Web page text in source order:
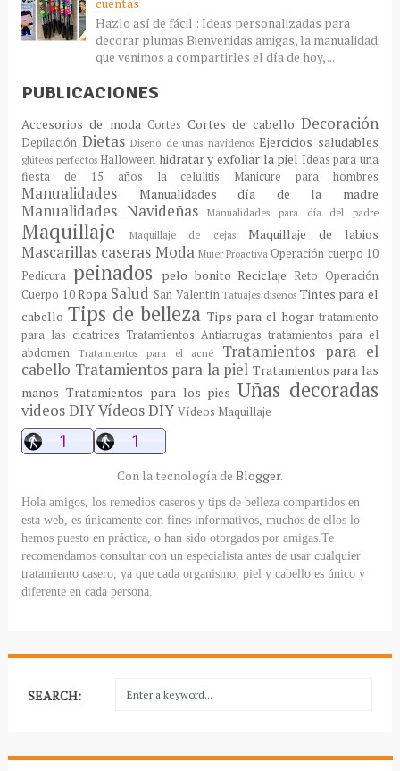
Hazlo así de fácil : Ideas personalizadas para
decorar plumas Bienvenidas amigas, la manualidad
que venimos a compartirles el día de hoy, ...
PUBLICACIONES
Accesorios de moda Cortes Cortes de cabello Decoración
Depilación Dietas Diseño de uñas navideños Ejercicios saludables
glúteos perfectos Halloween hidratar y exfoliar la piel Ideas para una
fiesta de 15 años
la celulitis Manicure para hombres
Manualidades Manualidades día de la madre
Manualidades Navideñas Manualidades para día del padre
Maquillaje Maquillaje de cejas Maquillaje de labios
Mascarillas caseras Moda Mujer Proactiva Operación cuerpo 10
Pedicura peinados pelo bonito Reciclaje Reto Operación
Cuerpo 10 Ropa Salud San Valentín Tatuajes diseños Tintes para el
cabello Tips de belleza Tips para el hogar tratamiento
para las cicatrices Tratamientos Antiarrugas tratamientos para el
abdomen
Tratamientos para el acné
Tratamientos para el
cabello Tratamientos para la piel Tratamientos para las
manos Tratamientos para los pies Uñas decoradas
videos DIYVídeos DIY Vídeos Maquillaje
Con la tecnología de Blogger.
Hola amigos, los remedios caseros y tips de belleza compartidos en
esta web, es únicamente con fines informativos, muchos de ellos lo
hemos puesto en práctica, o han sido otorgados por amigas.Te
recomendamos consultar con un especialista antes de usar cualquier
tratamiento casero, ya que cada organismo, piel y cabello es único y
diferente en cada persona.
SEARCH: